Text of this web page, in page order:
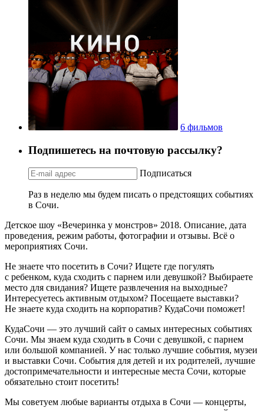
6 фильмов
Подпишетесь на почтовую рассылку?
Подписаться
Раз в неделю мы будем писать о предстоящих событиях
в Сочи.
Детское шоу «Вечеринка у монстров» 2018. Описание, дата
проведения, режим работы, фотографии и отзывы. Всё о
мероприятиях Сочи.
Не знаете что посетить в Сочи? Ищете где погулять
с ребенком, куда сходить с парнем или девушкой? Выбираете
место для свидания? Ищете развлечения на выходные?
Интересуетесь активным отдыхом? Посещаете выставки?
Не знаете куда сходить на корпоратив? КудаСочи поможет!
КудаСочи — это лучший сайт о самых интересных событиях
Сочи. Мы знаем куда сходить в Сочи с девушкой, с парнем
или большой компанией. У нас только лучшие события, музеи
и выставки Сочи. События для детей и их родителей, лучшие
достопримечательности и интересные места Сочи, которые
обязательно стоит посетить!
Мы советуем любые варианты отдыха в Сочи — концерты,